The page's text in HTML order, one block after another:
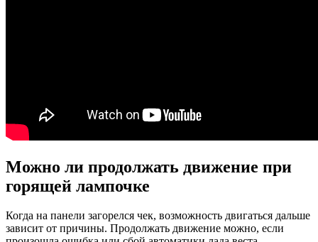
Можно ли продолжать движение при
горящей лампочке
Когда на панели загорелся чек, возможность двигаться дальше
зависит от причины. Продолжать движение можно, если